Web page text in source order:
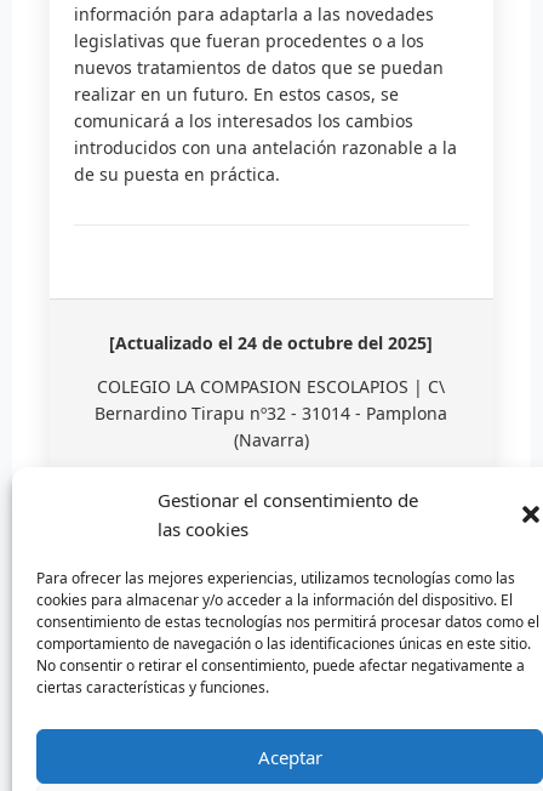
Gestionar el consentimiento de
las cookies
Para ofrecer las mejores experiencias, utilizamos tecnologías como las
cookies para almacenar y/o acceder a la información del dispositivo. El
consentimiento de estas tecnologías nos permitirá procesar datos como el
comportamiento de navegación o las identificaciones únicas en este sitio.
No consentir o retirar el consentimiento, puede afectar negativamente a
ciertas características y funciones.
Aceptar
información para adaptarla a las novedades
legislativas que fueran procedentes o a los
nuevos tratamientos de datos que se puedan
realizar en un futuro. En estos casos, se
comunicará a los interesados los cambios
introducidos con una antelación razonable a la
de su puesta en práctica.
[Actualizado el 24 de octubre del 2025]
COLEGIO LA COMPASION ESCOLAPIOS | C\
Bernardino Tirapu nº32 - 31014 - Pamplona
(Navarra)
Diseñado por Escuelas Pías Provincia Emaús